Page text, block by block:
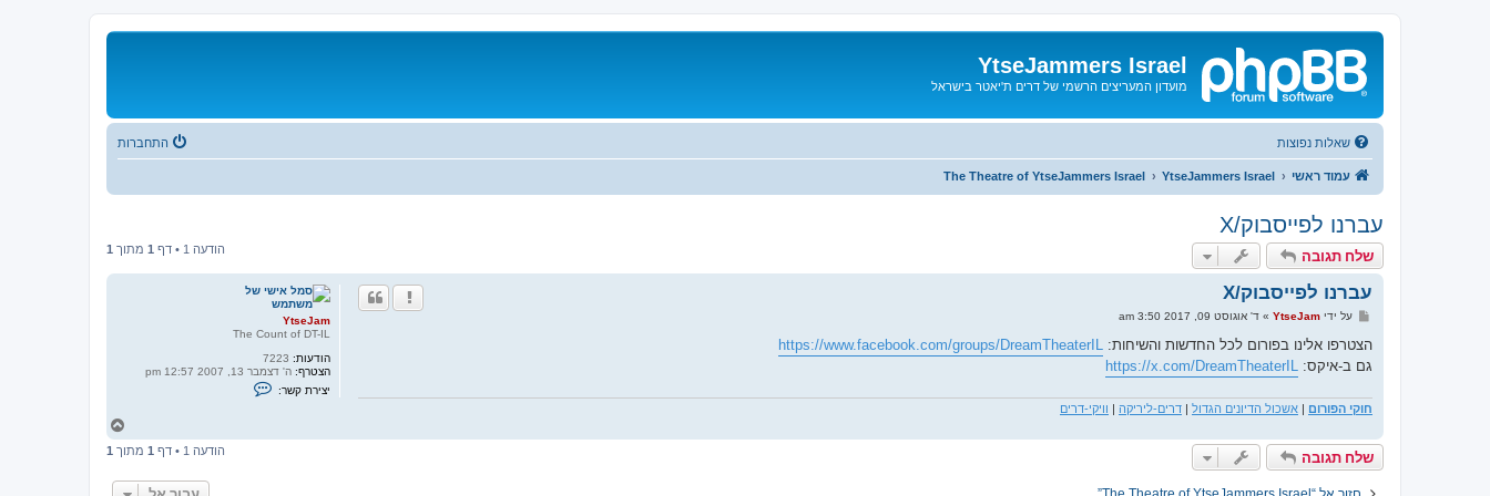
YtseJammers Israel
מועדון המעריצים הרשמי של דרים ת'יאטר בישראל
שאלות נפוצות התחברות
עמוד ראשי YtseJammers Israel
The Theatre of YtseJammers Israel
עברנו לפייסבוק/X
שלח תגובה הודעה 1 • דף 1 מתוך 1
YtseJam
The Count of DT-IL
הודעות:
הצטרף: ה' דצמבר 13, 2007 12:57 pm
יצירת קשר:
עברנו לפייסבוק/X
ש
י
ה
על ידי YtseJam
» ד' אוגוסט 09, 2017 3:50 am
הצטרפו אלינו בפורום לכל החדשות והשיחות: https://www.facebook.com/groups/DreamTheaterIL
גם ב-איקס: https://x.com/DreamTheaterIL
חוקי הפורום אשכול הדיונים הגדול דרים-ליריקה וויקי-דרים
ר
שלח תגובה הודעה 1 • דף 1 מתוך 1